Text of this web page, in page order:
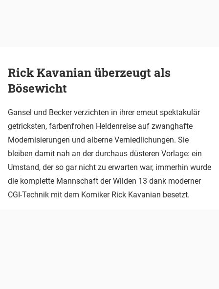
Rick Kavanian überzeugt als
Bösewicht
Gansel und Becker verzichten in ihrer erneut spektakulär
getricksten, farbenfrohen Heldenreise auf zwanghafte
Modernisierungen und alberne Verniedlichungen. Sie
bleiben damit nah an der durchaus düsteren Vorlage: ein
Umstand, der so gar nicht zu erwarten war, immerhin wurde
die komplette Mannschaft der Wilden 13 dank moderner
CGI-Technik mit dem Komiker Rick Kavanian besetzt.